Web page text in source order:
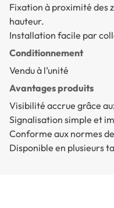
Fixation à proximité des
hauteur.
Installation facile par
Conditionnement
Vendu à l’unité
Avantages produits
Visibilité accrue grâce
Signalisation simple et
Conforme aux normes
Disponible en plusieurs